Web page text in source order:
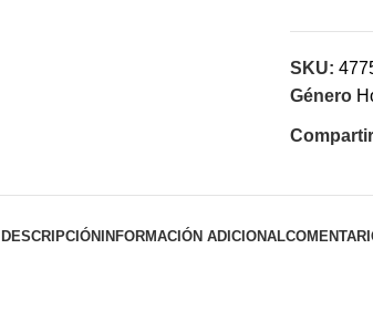
SKU:
Género
DESCRIPCIÓNINFORMACIÓN ADICIONAL